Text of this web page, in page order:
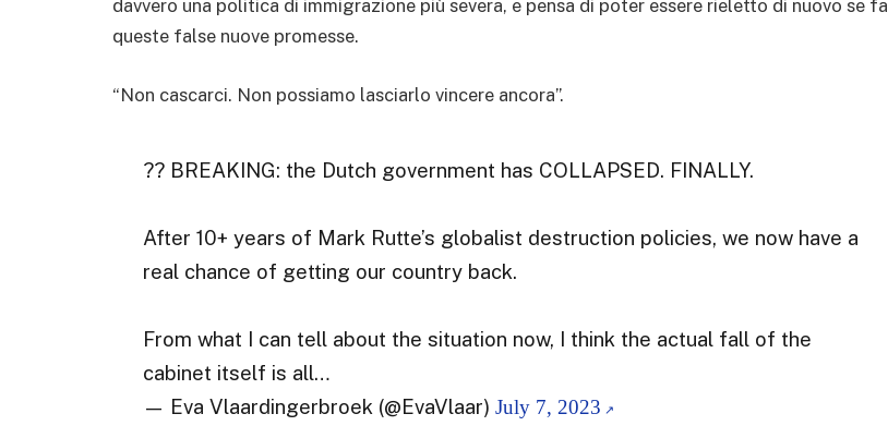
davvero una politica di immigrazione più severa, e pensa di poter essere rieletto di nuovo se fa
queste false nuove promesse.
“Non cascarci. Non possiamo lasciarlo vincere ancora”.
?? BREAKING: the Dutch government has COLLAPSED. FINALLY.
After 10+ years of Mark Rutte’s globalist destruction policies, we now have a
real chance of getting our country back.
From what I can tell about the situation now, I think the actual fall of the
cabinet itself is all…
— Eva Vlaardingerbroek (@EvaVlaar) July 7, 2023